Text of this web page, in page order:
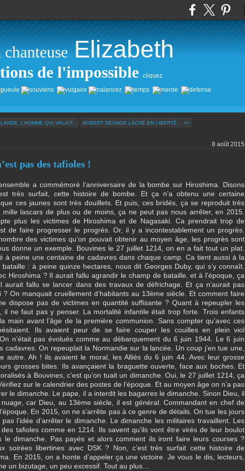
Elizabeth
de l'impossible cliquez
L’HOMME QUI VALAIT... ROBERT DESNOS LÂCHÉ EN LIBERTÉ… >>
8 août 2015
pas des tafioles !
a commémoré l’anniversaire de la bombe sur Hiroshima. Disons
très surfait, cette histoire de bombe. Et ça n’a obtenu une certaine
ces jaunes sont très douillets. Et puis, ces bridés, ça se reproduit très
mille lascars de plus ou de moins, ça ne peut pas nous arrêter, en 2015.
plus les victimes de Hiroshima et de Nagasaki. Ca prendrait trop de
de faire progresser le progrès. Or, il y a incontestablement un progrès.
des victimes qu’on pouvait obtenir au moyen âge, les progrès sont
donne un exemple. Bouvines le 27 juillet 1214, on en a fait tout un plat.
à peine une centaine de cadavres dans chaque camp. Ca tient aussi à la
: à peine quinze hectares, nous dit Georges Duby, qui s’y connaît.
Hiroshima ? Il aurait fallu agrandir le champ de bataille, et à l’époque, ça
aurait fallu se lancer dans des travaux de défrichage. Et ça n’aurait pas
On manquait cruellement d’habitants au 13ème siècle. Et comment faire
dispose pas de victimes en quantité suffisante ? Quant à repeupler les
il ne faut pas y penser. La mortalité infantile était trop forte. Trois enfants
main avant l’âge de la première communion. Sans compter qu’avec ces
Ils avaient peur de se faire couper les couilles en plein viol
n’était pas évolués comme au débarquement du 6 juin 1944. Le 6 juin
cadavres. On repeuplait la Normandie sur la lancée. Un coup j’en tue une,
autre. Ah ! ils avaient le moral, les Alliés du 6 juin 44. Avec leur grosse
grosses bites. Ils avançaient la braguette ouverte, face aux boches. Et
à Bouvines, c’est qu’on tuait un dimanche. Oui, le 27 juillet 1214, ça
sur le calendrier des postes de l’époque. Et au moyen âge on n’a pas
le dimanche. Le pape, il a interdit les bagarres le dimanche. Sinon Dieu, il
car Dieu, au 13ème siècle, il est général. Commandant en chef de
En 2015, on ne s’arrête pas à ce genre de détails. On tue les jours
l’idée d’arrêter le dimanche. Le dimanche les militaires travaillent. Les
tafioles comme en 1214. Ils savent qu’ils vont être virés de leur boulot
le dimanche. Pas payés et alors comment ils iront faire leurs courses ?
soirées libertines avec DSK ? Non, c’est très surfait cette histoire de
En 2015, on a honte d’appeler ça une victoire. Je vous le dis, lecteurs,
un bizutage, un peu excessif. Tout au plus…